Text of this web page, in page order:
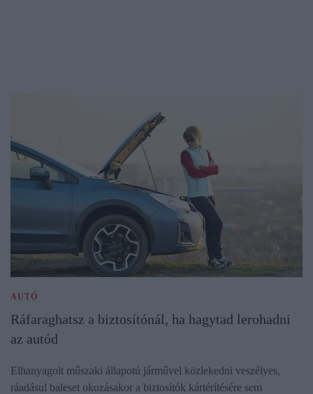
AUTÓ
Ráfaraghatsz a biztosítónál, ha hagytad lerohadni
az autód
Elhanyagolt műszaki állapotú járművel közlekedni veszélyes,
ráadásul baleset okozásakor a biztosítók kártérítésére sem